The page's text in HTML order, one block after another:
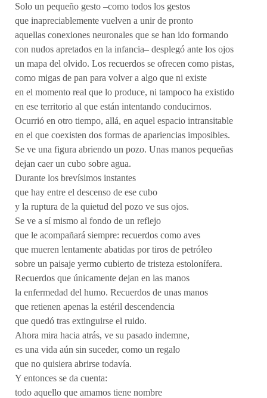
Solo un pequeño gesto –como todos los gestos
que inapreciablemente vuelven a unir de pronto
aquellas conexiones neuronales que se han ido formando
con nudos apretados en la infancia– desplegó ante los ojos
un mapa del olvido. Los recuerdos se ofrecen como pistas,
como migas de pan para volver a algo que ni existe
en el momento real que lo produce, ni tampoco ha existido
en ese territorio al que están intentando conducirnos.
Ocurrió en otro tiempo, allá, en aquel espacio intransitable
en el que coexisten dos formas de apariencias imposibles.
Se ve una figura abriendo un pozo. Unas manos pequeñas
dejan caer un cubo sobre agua.
Durante los brevísimos instantes
que hay entre el descenso de ese cubo
y la ruptura de la quietud del pozo ve sus ojos.
Se ve a sí mismo al fondo de un reflejo
que le acompañará siempre: recuerdos como aves
que mueren lentamente abatidas por tiros de petróleo
sobre un paisaje yermo cubierto de tristeza estolonífera.
Recuerdos que únicamente dejan en las manos
la enfermedad del humo. Recuerdos de unas manos
que retienen apenas la estéril descendencia
que quedó tras extinguirse el ruido.
Ahora mira hacia atrás, ve su pasado indemne,
es una vida aún sin suceder, como un regalo
que no quisiera abrirse todavía.
Y entonces se da cuenta:
todo aquello que amamos tiene nombre